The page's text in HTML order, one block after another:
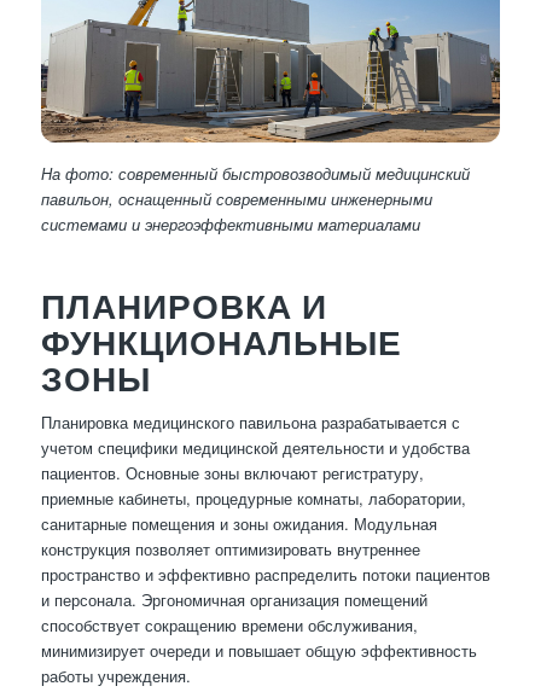
На фото: современный быстровозводимый медицинский
павильон, оснащенный современными инженерными
системами и энергоэффективными материалами
ПЛАНИРОВКА И
ФУНКЦИОНАЛЬНЫЕ
ЗОНЫ
Планировка медицинского павильона разрабатывается с
учетом специфики медицинской деятельности и удобства
пациентов. Основные зоны включают регистратуру,
приемные кабинеты, процедурные комнаты, лаборатории,
санитарные помещения и зоны ожидания. Модульная
конструкция позволяет оптимизировать внутреннее
пространство и эффективно распределить потоки пациентов
и персонала. Эргономичная организация помещений
способствует сокращению времени обслуживания,
минимизирует очереди и повышает общую эффективность
работы учреждения.